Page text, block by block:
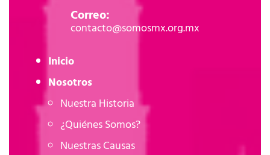
Correo:
contacto@somosmx.org.mx
Inicio
Nosotros
Nuestra Historia
¿Quiénes Somos?
Nuestras Causas